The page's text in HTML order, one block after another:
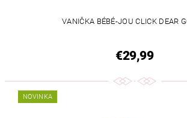
VANIČKA BÉBÉ-JOU CLICK DEAR
€29,99
NOVINKA